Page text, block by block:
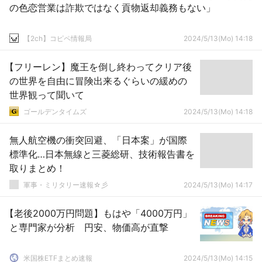
の色恋営業は詐欺ではなく貢物返却義務もない」
【2ch】コピペ情報局 2024/5/13(Mo) 14:18
【フリーレン】魔王を倒し終わってクリア後
の世界を自由に冒険出来るぐらいの緩めの
世界観って聞いて
ゴールデンタイムズ 2024/5/13(Mo) 14:18
無人航空機の衝突回避、「日本案」が国際
標準化…日本無線と三菱総研、技術報告書を
取りまとめ！
軍事・ミリタリー速報☆彡 2024/5/13(Mo) 14:17
【老後2000万円問題】もはや「4000万円」
と専門家が分析 円安、物価高が直撃
米国株ETFまとめ速報 2024/5/13(Mo) 14:15